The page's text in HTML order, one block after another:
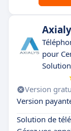
pour
Version
Version
Solution de